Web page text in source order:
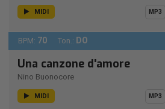
MIDI MP3
BPM: 70 Ton.: DO
Una canzone d'amore
Nino Buonocore
MIDI MP3